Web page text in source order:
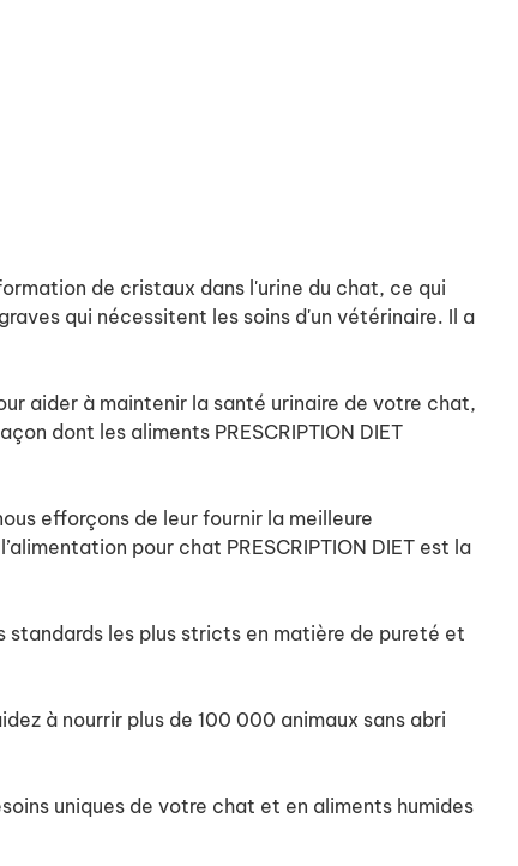
de cristaux dans l'urine du chat, ce qui
qui nécessitent les soins d'un vétérinaire. Il a
aider à maintenir la santé urinaire de votre chat,
dont les aliments PRESCRIPTION DIET
efforçons de leur fournir la meilleure
pour chat PRESCRIPTION DIET est la
standards les plus stricts en matière de pureté et
à nourrir plus de 100 000 animaux sans abri
uniques de votre chat et en aliments humides